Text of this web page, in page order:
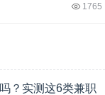
1765
？实测这6类兼职